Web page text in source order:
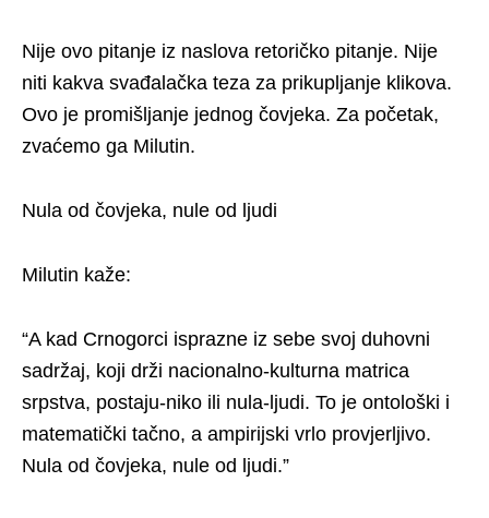
Nije ovo pitanje iz naslova retoričko pitanje. Nije
niti kakva svađalačka teza za prikupljanje klikova.
Ovo je promišljanje jednog čovjeka. Za početak,
zvaćemo ga Milutin.
Nula od čovjeka, nule od ljudi
Milutin kaže:
“A kad Crnogorci isprazne iz sebe svoj duhovni
sadržaj, koji drži nacionalno-kulturna matrica
srpstva, postaju-niko ili nula-ljudi. To je ontološki i
matematički tačno, a ampirijski vrlo provjerljivo.
Nula od čovjeka, nule od ljudi.”